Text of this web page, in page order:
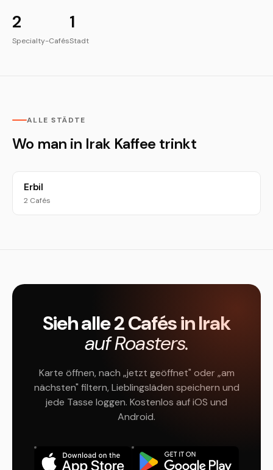
2
Specialty-Cafés
1
Stadt
ALLE STÄDTE
Wo man in Irak Kaffee trinkt
Erbil
2 Cafés
Sieh alle 2 Cafés in Irak
auf Roasters.
Karte öffnen, nach „jetzt geöffnet" oder „am
nächsten" filtern, Lieblingsläden speichern und
jede Tasse loggen. Kostenlos auf iOS und
Android.